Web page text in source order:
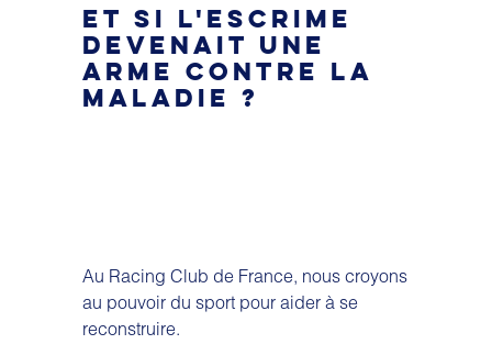
ET SI L'ESCRIME
DEVENAIT UNE
ARME CONTRE LA
MALADIE ?
Au Racing Club de France, nous croyons
au pouvoir du sport pour aider à se
reconstruire.